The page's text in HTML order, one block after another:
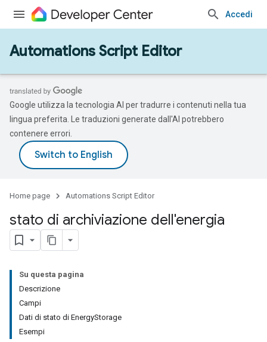
Accedi
Automations Script Editor
Google utilizza la tecnologia AI per tradurre i contenuti nella tua
lingua preferita. Le traduzioni generate dall'AI potrebbero
contenere errori.
Home page Automations Script Editor
stato di archiviazione dell'energia
Su questa pagina
Descrizione
Campi
Dati di stato di EnergyStorage
Esempi